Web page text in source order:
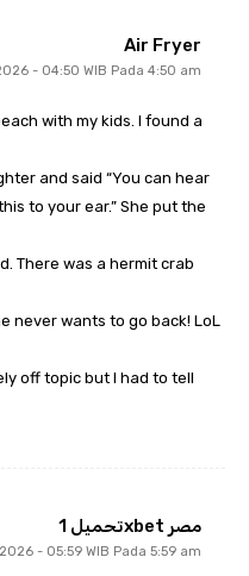
Air Fryer
- 04:50 WIB Pada 4:50 am
with my kids. I found a
and said “You can hear
to your ear.” She put the
There was a hermit crab
never wants to go back! LoL
off topic but I had to tell
تحميل 1xbet مصر
- 05:59 WIB Pada 5:59 am